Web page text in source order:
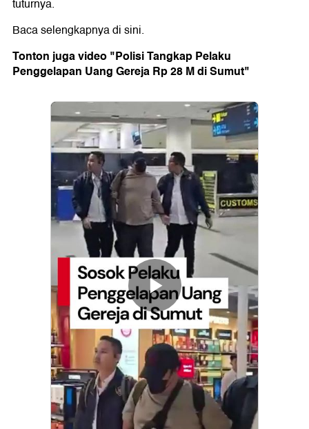
tuturnya.
Baca selengkapnya di sini.
Tonton juga video "Polisi Tangkap Pelaku
Penggelapan Uang Gereja Rp 28 M di Sumut"